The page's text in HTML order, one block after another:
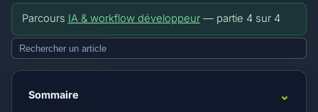
Parcours IA & workflow développeur — partie 4sur 4
Sommaire ⌄